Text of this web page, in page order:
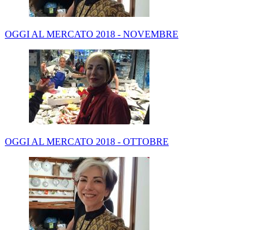
OGGI AL MERCATO 2018 - NOVEMBRE
OGGI AL MERCATO 2018 - OTTOBRE